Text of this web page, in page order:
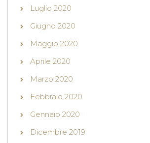
Luglio 2020
Giugno 2020
Maggio 2020
Aprile 2020
Marzo 2020
Febbraio 2020
Gennaio 2020
Dicembre 2019